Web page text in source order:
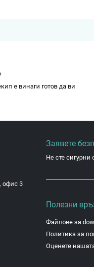
е винаги готов да ви
офис 3
Заявете
Не сте сигурни
Полезни
Файлове за
Политика за
Оценете